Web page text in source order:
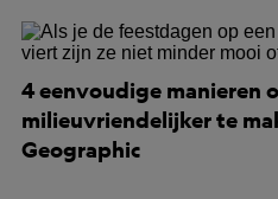
4 eenvoudige manieren
milieuvriendelijker te
Geographic